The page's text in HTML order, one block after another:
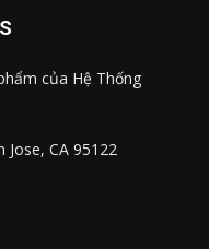
của Hệ Thống
Jose, CA 95122